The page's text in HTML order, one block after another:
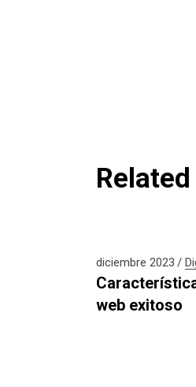
diciembre 2023
web exitoso